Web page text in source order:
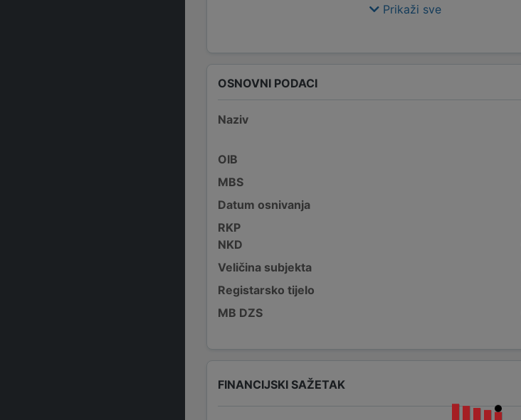
Prikaži sve
OSNOVNI PODACI
Naziv
OIB
MBS
Datum osnivanja
RKP
NKD
Veličina subjekta
Registarsko tijelo
MB DZS
FINANCIJSKI SAŽETAK